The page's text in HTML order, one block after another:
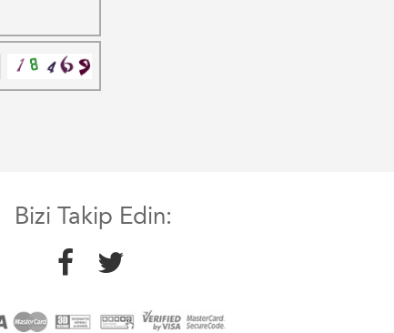
Bizi Takip Edin: